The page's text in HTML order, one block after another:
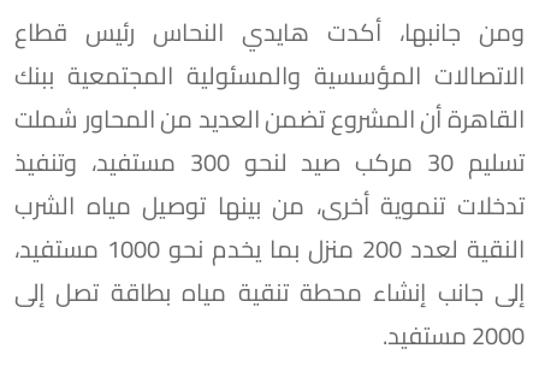
ومن جانبها، أكدت هايدي النحاس رئيس قطاع
الاتصالات المؤسسية والمسئولية المجتمعية ببنك
القاهرة أن المشروع تضمن العديد من المحاور شملت
تسليم 30 مركب صيد لنحو 300 مستفيد، وتنفيذ
تدخلات تنموية أخرى، من بينها توصيل مياه الشرب
النقية لعدد 200 منزل بما يخدم نحو 1000 مستفيد،
إلى جانب إنشاء محطة تنقية مياه بطاقة تصل إلى
2000 مستفيد.